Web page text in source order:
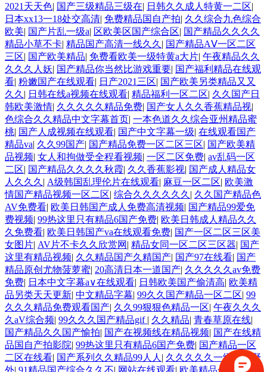
2021天天色| 国产三级精品三级在| 日韩久久成人特黄一二区|
日本xx13一18处交高清| 免费精品国自产拍| 久久综合九色综合
欧美| 国产片乱一级a| 区欧美区国产综合区| 国产精品久久久久
精品小草不卡| 精品国产高清一线久久 | 国产精品AⅤ一区二区
三区| 国产欧美精品| 免费看欧美一级特黄a大片| 午夜精品久久
久久久人妖| 国产精品你当然比游戏重要| 国产福利精品在线观
看| 粉嫩国产在线观看| 日产2021三区| 国产欧美另类精品又又
久久 | 日韩在线a视频在线观看| 精品福利一区二区| 久久国产日
韩欧美激情| 久久久久久精品免费| 国产女人久久香蕉精品视|
色综合久久精品中文字幕首页| 一本色道久久综合亚州精品蜜
桃| 国产人成视频在线观看| 国产中文字幕一级| 在线观看国产
精品va| 久久99国产| 国产精品免费一区二区三区| 国产欧美精
品视频| 女人和拘做受全程看视频| 一区二区免费| av乱码一区
二区| 国产精品久久久久秋霞| 久久香蕉影视| 国产成人精品女
人久久久 | A级韩国乱理伦片在线观看| 麻豆一区二区| 欧美激
情国产精品视频一区二区| 综合久久久久久久 | 久久国产精品色
AV免费看| 欧美日韩国产成人免费高清视频| 国产精品99爱免
费视频| 99热这里只有精品6国产免费| 欧美日韩成人精品久久
久免费看| 欧美日韩国产va在线观看免费| 国产一区二区三区美
女图片| AV片不卡久久欣赏网 | 精品女同一区二区三区器| 国产
这里有精品视频| 久久精品国产久精国产| 国产97在线看| 国产
精品原创尤物菠萝蜜| 20高清日本一道国产| 久久久久久av免费
免费| 日本中文字幕a∨在线观看| 日韩欧美国产偷清高| 欧美精
品另类天天更新| 中文精品字幕| 99久久国产精品一区二区| 99
久久久精品免费观看国产| 久久99狠狠色精品一区| 午夜久久久
久aV综合频| 99久久久国产精品gif | 久久精品| 青春草原在线|
国产精品久久国产愉拍| 国产在视频线在精品视频| 国产在线精
品国自产拍影院| 99热这里只有精品6国产免费| 国产精品一区
二区在线看| 国产系列久久精品99人人 | 久久久久久一级免费野